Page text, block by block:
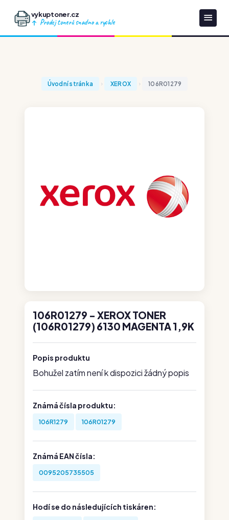
vykuptoner.cz
Prodej tonerů snadno a rychle
Úvodní stránka XEROX 106R01279
106R01279 - XEROX TONER
(106R01279) 6130 MAGENTA 1,9K
Popis produktu
Bohužel zatím není k dispozici žádný popis
Známá čísla produktu:
106R1279 106R01279
Známá EAN čísla:
0095205735505
Hodí se do následujících tiskáren: